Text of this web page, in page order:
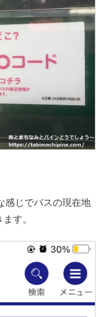
感じでバスの現在地
す。